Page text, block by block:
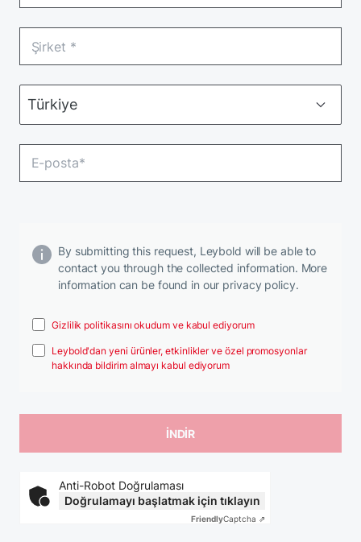
By submitting this request, Leybold will be able to
contact you through the collected information. More
information can be found in our privacy policy.
Gizlilik politikasını okudum ve kabul ediyorum
Leybold'dan yeni ürünler, etkinlikler ve özel promosyonlar
hakkında bildirim almayı kabul ediyorum
Anti-Robot Doğrulaması
Doğrulamayı başlatmak için tıklayın
FriendlyCaptcha ⇗